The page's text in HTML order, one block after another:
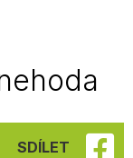
SDÍLET